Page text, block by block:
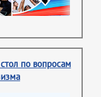
по вопросам